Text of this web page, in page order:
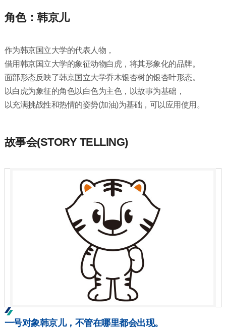
角色：韩京儿
作为韩京国立大学的代表人物，
借用韩京国立大学的象征动物白虎，将其形象化的品牌。
面部形态反映了韩京国立大学乔木银杏树的银杏叶形态。
以白虎为象征的角色以白色为主色，以故事为基础，
以充满挑战性和热情的姿势(加油)为基础，可以应用使用。
故事会(STORY TELLING)
一号对象韩京儿，不管在哪里都会出现。